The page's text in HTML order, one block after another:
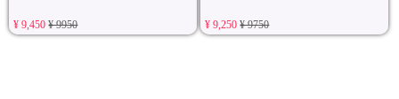
¥ 9,450¥ 9950 ¥ 9,250¥ 9750